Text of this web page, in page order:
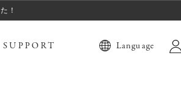
！
SUPPORT Language